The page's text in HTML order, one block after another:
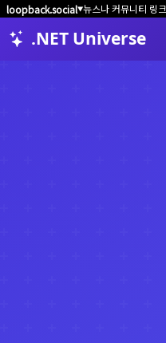
loopback.social▼
.NET Universe